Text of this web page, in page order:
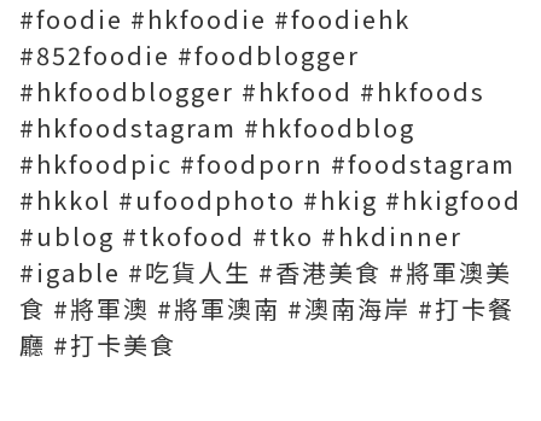
#foodie #hkfoodie #foodiehk
#852foodie #foodblogger
#hkfoodblogger #hkfood #hkfoods
#hkfoodstagram #hkfoodblog
#hkfoodpic #foodporn #foodstagram
#hkkol #ufoodphoto #hkig #hkigfood
#ublog #tkofood #tko #hkdinner
#igable #吃貨人生 #香港美食 #將軍澳美
食 #將軍澳 #將軍澳南 #澳南海岸 #打卡餐
廳 #打卡美食